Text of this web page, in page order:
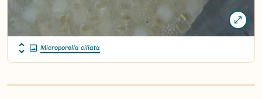
Microporella ciliata